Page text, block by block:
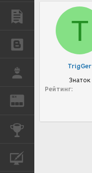
ПУБЛИКАЦИИ
БЛОГИ
REN
T
TrigGer
Знаток
Рейтинг